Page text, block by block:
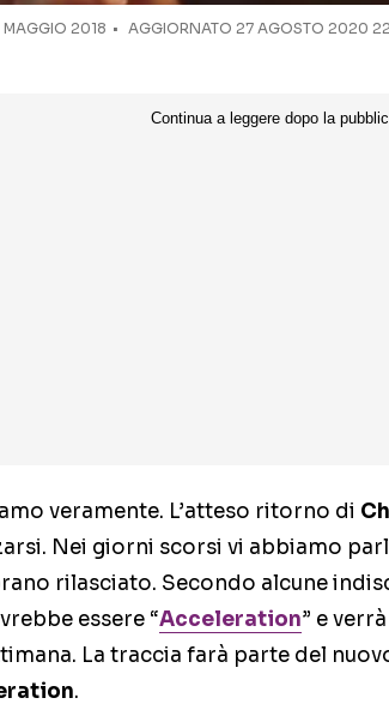
MAGGIO 2018 AGGIORNATO 27 AGOSTO 2020
veramente. L’atteso ritorno di
Nei giorni scorsi vi abbiamo
rilasciato. Secondo alcune
essere “Acceleration” e
La traccia farà parte del
.